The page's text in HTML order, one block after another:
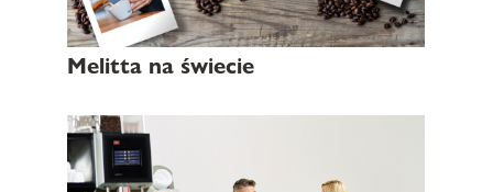
Melitta na świecie